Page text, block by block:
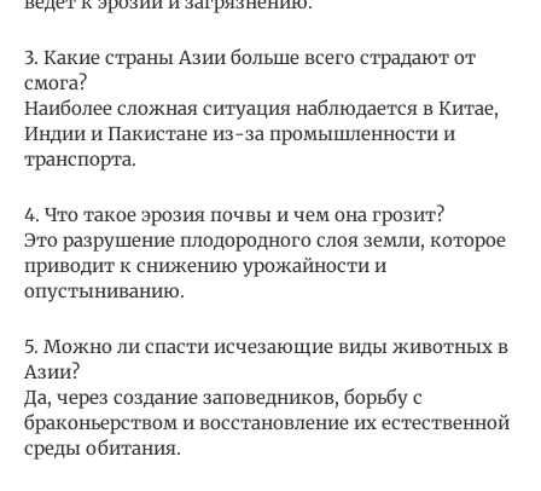
3. Какие страны Азии больше всего страдают от
смога?
Наиболее сложная ситуация наблюдается в Китае,
Индии и Пакистане из-за промышленности и
транспорта.
4. Что такое эрозия почвы и чем она грозит?
Это разрушение плодородного слоя земли, которое
приводит к снижению урожайности и
опустыниванию.
5. Можно ли спасти исчезающие виды животных в
Азии?
Да, через создание заповедников, борьбу с
браконьерством и восстановление их естественной
среды обитания.